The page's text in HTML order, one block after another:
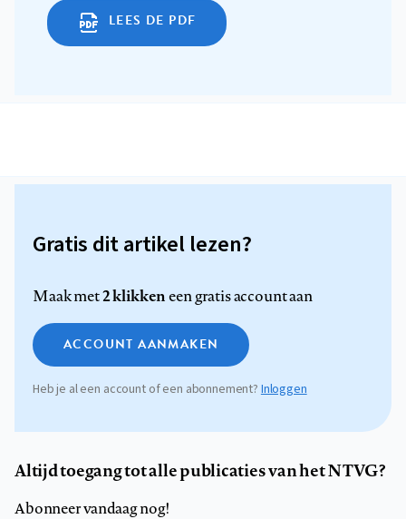
LEES DE PDF
Gratis dit artikel lezen?
Maak met2 klikkeneen gratis account aan
ACCOUNT AANMAKEN
Heb je al een account of een abonnement? Inloggen
Altijd toegang tot alle publicaties van het NTVG?
Abonneer vandaag nog!